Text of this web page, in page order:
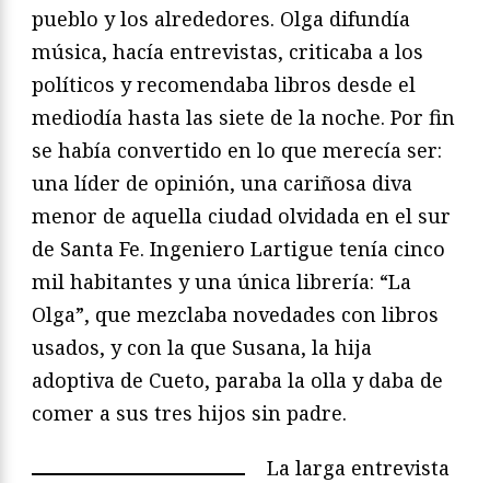
pueblo y los alrededores. Olga difundía
música, hacía entrevistas, criticaba a los
políticos y recomendaba libros desde el
mediodía hasta las siete de la noche. Por fin
se había convertido en lo que merecía ser:
una líder de opinión, una cariñosa diva
menor de aquella ciudad olvidada en el sur
de Santa Fe. Ingeniero Lartigue tenía cinco
mil habitantes y una única librería: “La
Olga”, que mezclaba novedades con libros
usados, y con la que Susana, la hija
adoptiva de Cueto, paraba la olla y daba de
comer a sus tres hijos sin padre.
La larga entrevista